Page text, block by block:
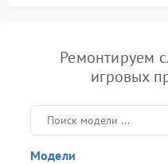
Ремонтируем
игровых
Модели